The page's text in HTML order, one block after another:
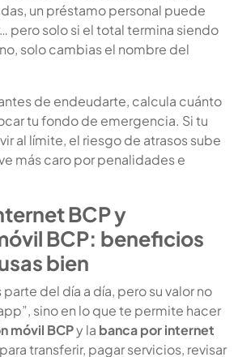
un préstamo personal puede
pero solo si el total termina siendo
solo cambias el nombre del
de endeudarte, calcula cuánto
tu fondo de emergencia. Si tu
al límite, el riesgo de atrasos sube
más caro por penalidades e
BCP y
BCP: beneficios
bien
del día a día, pero su valor no
sino en lo que te permite hacer
móvil BCPy la banca por internet
transferir, pagar servicios, revisar